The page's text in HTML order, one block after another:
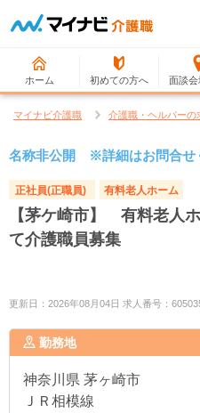
ホーム 初めての方へ 面談
マイナビ介護職 介護職・ヘルパーの
名称非公開 ※詳細はお問合せ
正社員(正職員) 有料老人ホーム
【茅ケ崎市】 有料老人
て介護職員募集
更新日：2026年08月04日 求人番号：
勤務地
神奈川県 茅ヶ崎市
ＪＲ相模線